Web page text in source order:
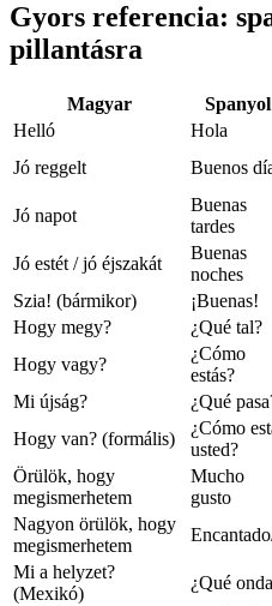
Gyors referencia:
pillantásra
Magyar Spanyol
Helló
Hola
Jó reggelt
Buenos
Jó napot
Buenas
tardes
Jó estét / jó éjszakát
Buenas
noches
Szia! (bármikor)
¡Buenas!
Hogy megy?
¿Qué tal?
Hogy vagy?
¿Cómo
estás?
Mi újság?
¿Qué
Hogy van? (formális)
¿Cómo
usted?
Örülök, hogy
megismerhetem
Mucho
gusto
Nagyon örülök, hogy
megismerhetem
Mi a helyzet?
(Mexikó)
¿Qué